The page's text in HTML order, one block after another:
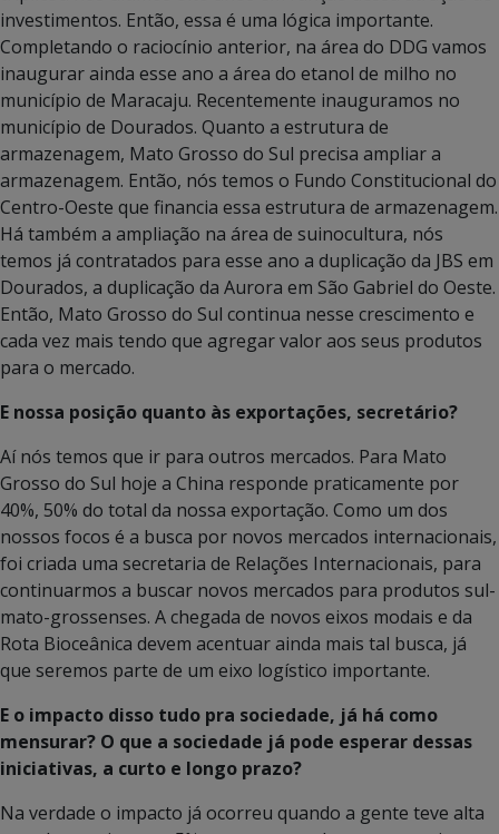
investimentos. Então, essa é uma lógica importante.
Completando o raciocínio anterior, na área do DDG vamos
inaugurar ainda esse ano a área do etanol de milho no
município de Maracaju. Recentemente inauguramos no
município de Dourados. Quanto a estrutura de
armazenagem, Mato Grosso do Sul precisa ampliar a
armazenagem. Então, nós temos o Fundo Constitucional do
Centro-Oeste que financia essa estrutura de armazenagem.
Há também a ampliação na área de suinocultura, nós
temos já contratados para esse ano a duplicação da JBS em
Dourados, a duplicação da Aurora em São Gabriel do Oeste.
Então, Mato Grosso do Sul continua nesse crescimento e
cada vez mais tendo que agregar valor aos seus produtos
para o mercado.
E nossa posição quanto às exportações, secretário?
Aí nós temos que ir para outros mercados. Para Mato
Grosso do Sul hoje a China responde praticamente por
40%, 50% do total da nossa exportação. Como um dos
nossos focos é a busca por novos mercados internacionais,
foi criada uma secretaria de Relações Internacionais, para
continuarmos a buscar novos mercados para produtos sul-
mato-grossenses. A chegada de novos eixos modais e da
Rota Bioceânica devem acentuar ainda mais tal busca, já
que seremos parte de um eixo logístico importante.
E o impacto disso tudo pra sociedade, já há como
mensurar? O que a sociedade já pode esperar dessas
iniciativas, a curto e longo prazo?
Na verdade o impacto já ocorreu quando a gente teve alta